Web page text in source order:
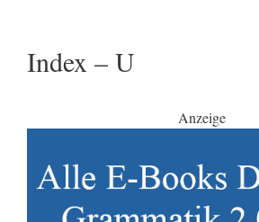
Index – U
Anzeige